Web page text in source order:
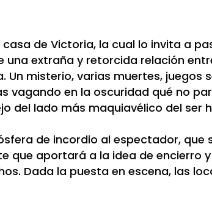
de Victoria, la cual lo invita a
una extraña y retorcida relación
misterio, varias muertes, juegos
vagando en la oscuridad qué no
del lado más maquiavélico del ser
de incordio al espectador, que
que aportará a la idea de encierro
Dada la puesta en escena, las